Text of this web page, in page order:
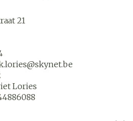
21
skynet.be
Lories